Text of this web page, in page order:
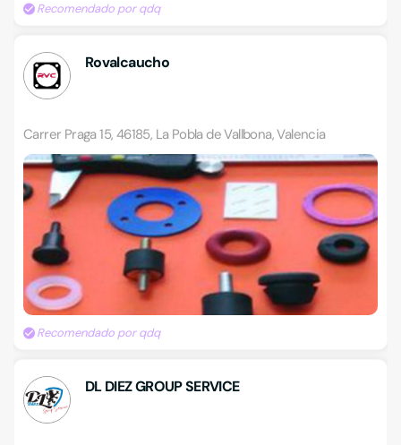
Recomendado por qdq
Rovalcaucho
Carrer Praga 15, 46185, La Pobla de Vallbona, Valencia
Recomendado por qdq
DL DIEZ GROUP SERVICE